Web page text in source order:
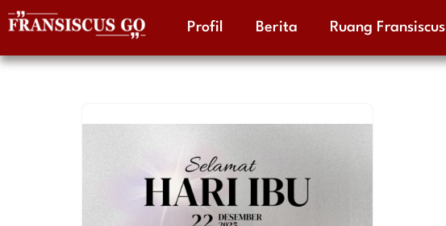
to
Profil Berita Ruang Fransiscus